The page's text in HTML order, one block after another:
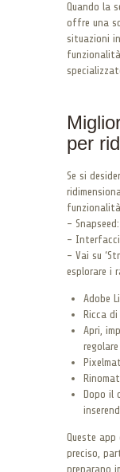
Quando la
offre una
situazioni
per
Se si
– Snapseed:
–
– Vai su
esplorare i
Adobe
Ricca
Apri,
Dopo il
Queste
preciso,
preparano